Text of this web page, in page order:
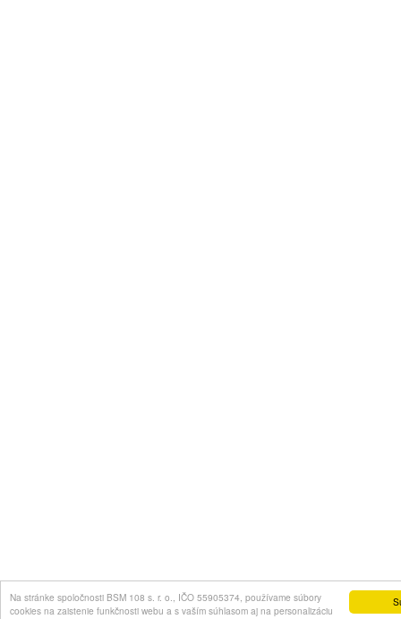
Na stránke spoločnosti BSM 108 s. r. o., IČO 55905374, používame súbory
cookies na zaistenie funkčnosti webu a s vaším súhlasom aj na personalizáciu